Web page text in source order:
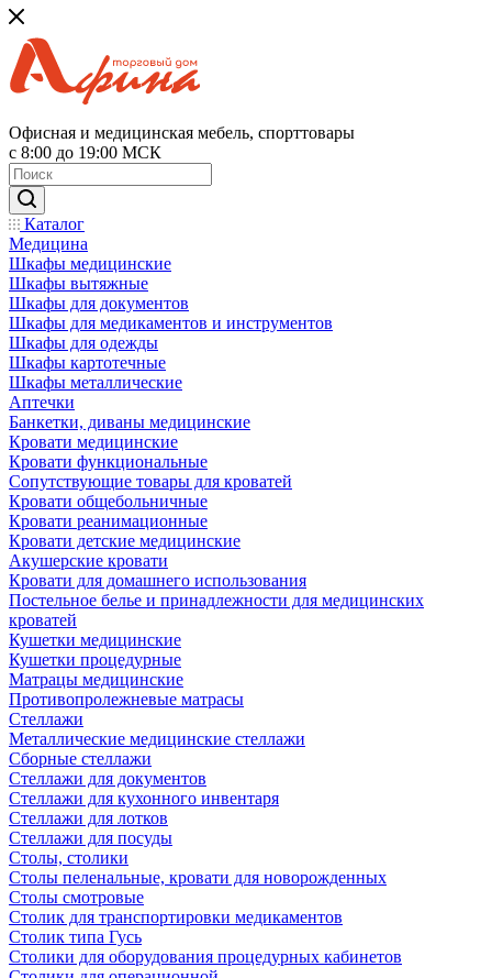
Офисная и медицинская мебель, спорттовары
с 8:00 до 19:00 МСК
Каталог
Медицина
Шкафы медицинские
Шкафы вытяжные
Шкафы для документов
Шкафы для медикаментов и инструментов
Шкафы для одежды
Шкафы картотечные
Шкафы металлические
Аптечки
Банкетки, диваны медицинские
Кровати медицинские
Кровати функциональные
Сопутствующие товары для кроватей
Кровати общебольничные
Кровати реанимационные
Кровати детские медицинские
Акушерские кровати
Кровати для домашнего использования
Постельное белье и принадлежности для медицинских
кроватей
Кушетки медицинские
Кушетки процедурные
Матрацы медицинские
Противопролежневые матрасы
Стеллажи
Металлические медицинские стеллажи
Сборные стеллажи
Стеллажи для документов
Стеллажи для кухонного инвентаря
Стеллажи для лотков
Стеллажи для посуды
Столы, столики
Столы пеленальные, кровати для новорожденных
Столы смотровые
Столик для транспортировки медикаментов
Столик типа Гусь
Столики для оборудования процедурных кабинетов